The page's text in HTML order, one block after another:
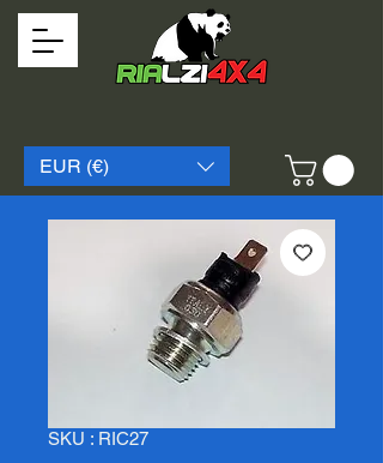
EUR (€)
SKU : RIC27